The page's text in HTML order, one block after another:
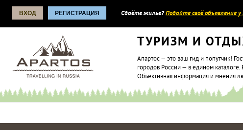
ВХОД РЕГИСТРАЦИЯ Сдаёте жилье?Подайте своё объявление у
ТУРИЗМ И
Апартос — это ваш гид и попутчик!
городов России — в едином
Объективная информация и мнения